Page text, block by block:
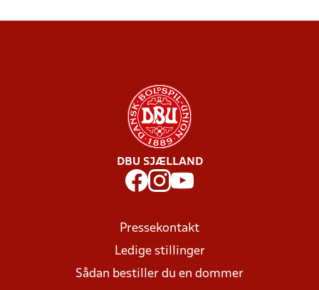
DBU SJÆLLAND
Pressekontakt
Ledige stillinger
Sådan bestiller du en dommer